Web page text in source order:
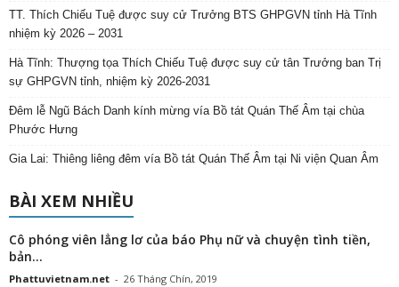
TT. Thích Chiếu Tuệ được suy cử Trưởng BTS GHPGVN tỉnh Hà Tĩnh
nhiệm kỳ 2026 – 2031
Hà Tĩnh: Thượng tọa Thích Chiếu Tuệ được suy cử tân Trưởng ban Trị
sự GHPGVN tỉnh, nhiệm kỳ 2026-2031
Đêm lễ Ngũ Bách Danh kính mừng vía Bồ tát Quán Thế Âm tại chùa
Phước Hưng
Gia Lai: Thiêng liêng đêm vía Bồ tát Quán Thế Âm tại Ni viện Quan Âm
BÀI XEM NHIỀU
Cô phóng viên lẳng lơ của báo Phụ nữ và chuyện tình tiền,
bản...
Phattuvietnam.net - 26 Tháng Chín, 2019